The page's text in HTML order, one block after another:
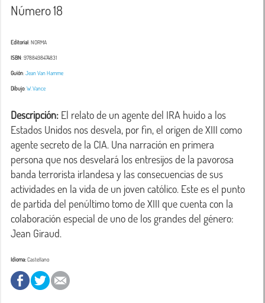
Número 18
Editorial: NORMA
ISBN: 9788498474831
Guión:Jean Van Hamme
Dibujo:W.Vance
Descripción: El relato de un agente del IRA huido a los
Estados Unidos nos desvela, por fin, el origen de XIII como
agente secreto de la CIA. Una narración en primera
persona que nos desvelará los entresijos de la pavorosa
banda terrorista irlandesa y las consecuencias de sus
actividades en la vida de un joven católico. Este es el punto
de partida del penúltimo tomo de XIII que cuenta con la
colaboración especial de uno de los grandes del género:
Jean Giraud.
Idioma:Castellano